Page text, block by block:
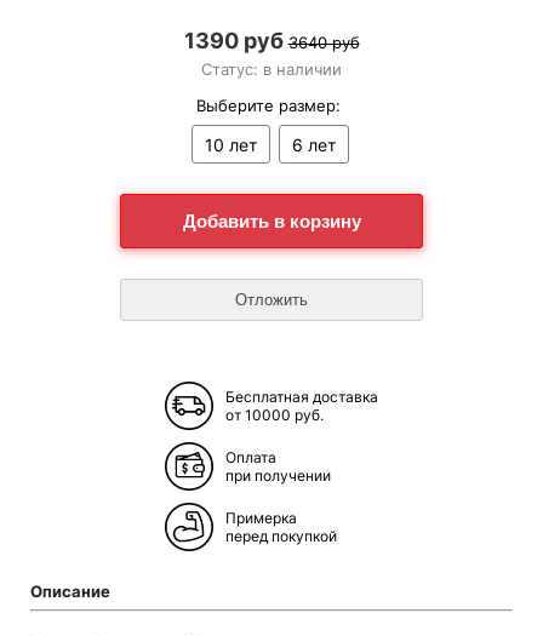
1390 руб 3640 руб
Статус: в наличии
Выберите размер:
10 лет 6 лет
Бесплатная доставка
от 10000 руб.
Оплата
при получении
Примерка
перед покупкой
Описание